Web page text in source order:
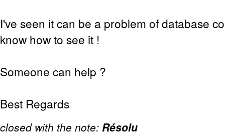
I've seen it can be a problem of database
know how to see it !
Someone can help ?
Best Regards
closed with the note: Résolu